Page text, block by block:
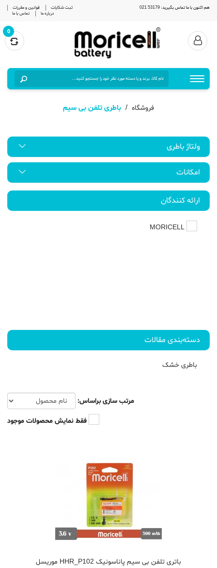
هم اکنون با ما تماس بگیرید: 53179 021 ثبت شکایات
قوانین و مقررات
درباره ما
تماس با ما
0
فروشگاه باطری تلفن بی سیم
ولتاژ باطری
امکانات
ارائه کنندگان
دسته‌بندی مقالات
باطری خشک
مرتب سازی براساس:
فقط نمایش محصولات موجود
باتری تلفن بی سیم پاناسونیک HHR_P102 موریسل